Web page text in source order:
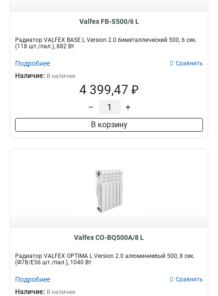
Valfex FB-S500/6 L
Радиатор VALFEX BASE L Version 2.0 биметаллический 500, 6 сек.
(118 шт./пал.), 882 Вт
Подробнее Сравнить
Наличие: В наличии
4 399,47 ₽
– +
В корзину
Valfex CO-BQ500A/8 L
Радиатор VALFEX OPTIMA L Version 2.0 алюминиевый 500, 8 сек.
(Ф78/Е56 шт./пал.), 1040 Вт
Подробнее Сравнить
Наличие: В наличии